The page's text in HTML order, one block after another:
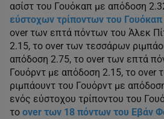
ασίστ του Γουόκαπ με απόδοση
εύστοχων τρίποντων του
over των επτά πόντων του Άλεκ
2.15, το over των τεσσάρων
απόδοση 2.75, το over των επτά
Γουόρντ με απόδοση 2.15, το over
ριμπάουντ του Γουόρντ με
ενός εύστοχου τρίποντου του
το over των 18 πόντων του Εβάν